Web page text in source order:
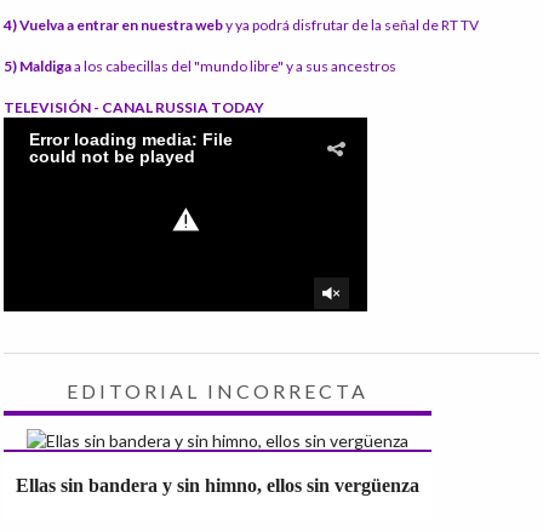
4) Vuelva a entrar en nuestra weby ya podrá disfrutar de la señal de RT TV
5) Maldigaa los cabecillas del "mundo libre" y a sus ancestros
TELEVISIÓN - CANAL RUSSIA TODAY
EDITORIAL INCORRECTA
Ellas sin bandera y sin himno, ellos sin vergüenza